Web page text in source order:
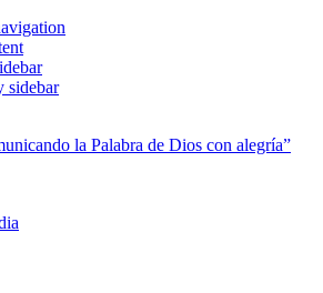
sidebar
la Palabra de Dios con alegría”